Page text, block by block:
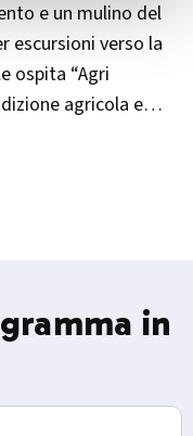
e un mulino del
escursioni verso la
ospita “Agri
agricola e
in